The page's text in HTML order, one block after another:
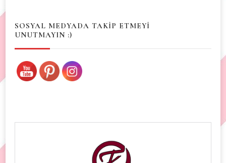
SOSYAL MEDYADA TAKİP ETMEYİ
UNUTMAYIN :)